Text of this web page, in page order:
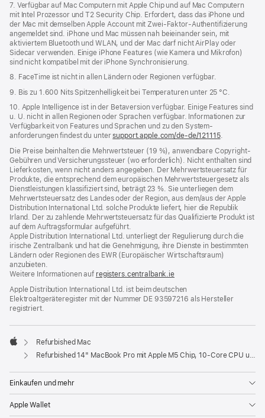
7. Verfügbar auf Mac Computern mit Apple Chip und auf Mac Computern
mit Intel Prozessor und T2 Security Chip. Erfordert, dass das iPhone und
der Mac mit demselben Apple Account mit Zwei-Faktor-Authentifizierung
angemeldet sind. iPhone und Mac müssen nah beieinander sein, mit
aktiviertem Bluetooth und WLAN, und der Mac darf nicht AirPlay oder
Sidecar verwenden. Einige iPhone Features (wie Kamera und Mikrofon)
sind nicht kompatibel mit der iPhone Synchronisierung.
8. FaceTime ist nicht in allen Ländern oder Regionen verfügbar.
9. Bis zu 1.600 Nits Spitzenhelligkeit bei Temperaturen unter 25 °C.
10. Apple Intelligence ist in der Betaversion verfügbar. Einige Features sind
u. U. nicht in allen Regionen oder Sprachen verfügbar. Informationen zur
Verfügbarkeit von Features und Sprachen und zu den System­
anforderungen findest du untersupport.apple.com/de-de/121115.
Die Preise beinhalten die Mehrwertsteuer (19 %), anwendbare Copyright-
Gebühren und Versicherungssteuer (wo erforderlich). Nicht enthalten sind
Lieferkosten, wenn nicht anders angegeben. Der Mehrwertsteuersatz für
Produkte, die entsprechend dem europäischen Mehrwertsteuergesetz als
Dienstleistungen klassifiziert sind, beträgt 23 %. Sie unterliegen dem
Mehrwertsteuersatz des Landes oder der Region, aus dem/aus der Apple
Distribution International Ltd. solche Produkte liefert, hier die Republik
Irland. Der zu zahlende Mehrwertsteuersatz für das Qualifizierte Produkt ist
auf dem Auftragsformular aufgeführt.
Apple Distribution International Ltd. unterliegt der Regulierung durch die
irische Zentralbank und hat die Genehmigung, ihre Dienste in bestimmten
Ländern oder Regionen des EWR (Europäischer Wirtschaftsraum)
anzubieten.
Weitere Informationen auf registers.centralbank.ie
Apple Distribution International Ltd. ist beim deutschen
Elektroaltgeräteregister mit der Nummer DE 93597216 als Hersteller
registriert.
Apple
Refurbished Mac
Refurbished 14" MacBook Pro mit Apple M5 Chip, 10‑Core CPU und 10‑Core GPU – Silber
Einkaufen und mehr
Apple Wallet